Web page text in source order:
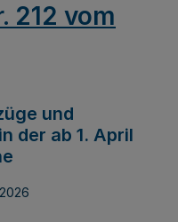
212 vom
und
der ab 1. April